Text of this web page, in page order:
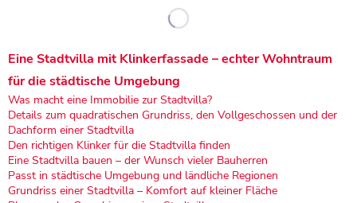
Eine Stadtvilla mit Klinkerfassade – echter Wohntraum
für die städtische Umgebung
Was macht eine Immobilie zur Stadtvilla?
Details zum quadratischen Grundriss, den Vollgeschossen und der
Dachform einer Stadtvilla
Den richtigen Klinker für die Stadtvilla finden
Eine Stadtvilla bauen – der Wunsch vieler Bauherren
Passt in städtische Umgebung und ländliche Regionen
Grundriss einer Stadtvilla – Komfort auf kleiner Fläche